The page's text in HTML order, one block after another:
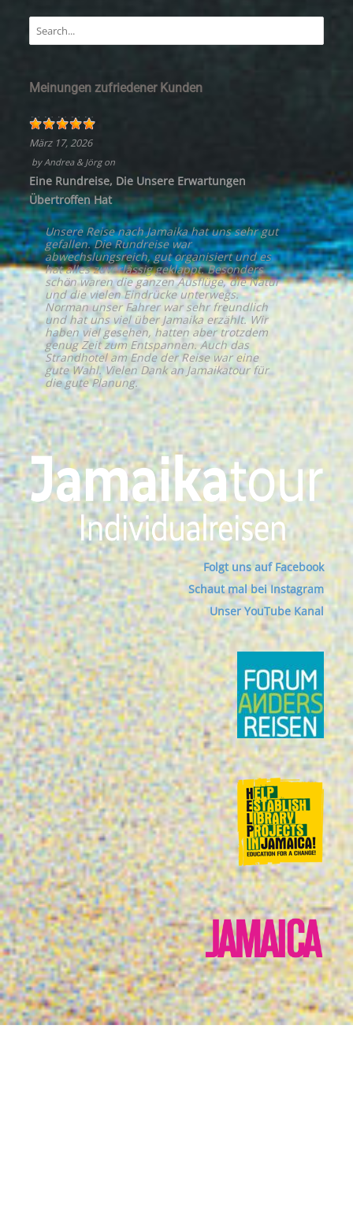
Meinungen zufriedener Kunden
März 17, 2026
byAndrea & Jörgon
Eine Rundreise, Die Unsere Erwartungen
Übertroffen Hat
Unsere Reise nach Jamaika hat uns sehr gut
gefallen. Die Rundreise war
abwechslungsreich, gut organisiert und es
hat alles zuverlässig geklappt. Besonders
schön waren die ganzen Ausflüge, die Natur
und die vielen Eindrücke unterwegs.
Norman unser Fahrer war sehr freundlich
und hat uns viel über Jamaika erzählt. Wir
haben viel gesehen, hatten aber trotzdem
genug Zeit zum Entspannen. Auch das
Strandhotel am Ende der Reise war eine
gute Wahl. Vielen Dank an Jamaikatour für
die gute Planung.
Folgt uns auf Facebook
Schaut mal bei Instagram
Unser YouTube Kanal